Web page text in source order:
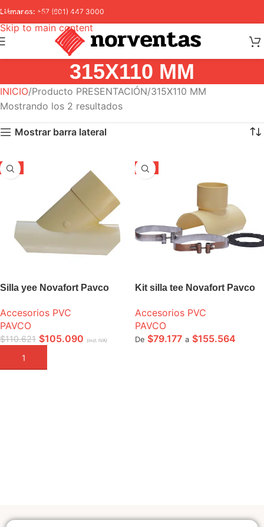
Skip to navigation
Skip to main content
Llámanos: +57 (601) 447 3000
315X110 MM
INICIO Producto PRESENTACIÓN 315X110 MM
Mostrando los 2 resultados
Mostrar barra lateral
-5%
Silla yee Novafort Pavco
Accesorios PVC
PAVCO
$110.621 $105.090 (incl. IVA)
AÑADIR A LA CESTA
-5%
Kit silla tee Novafort Pavco
Accesorios PVC
PAVCO
De $79.177 a $155.564